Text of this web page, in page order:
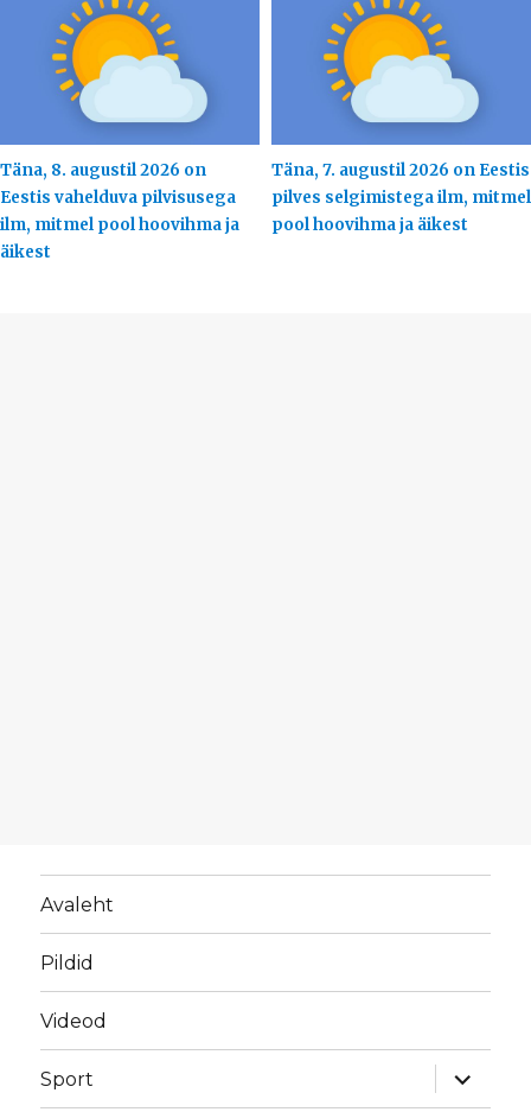
Täna, 8. augustil 2026 on
Eestis vahelduva pilvisusega
ilm, mitmel pool hoovihma ja
äikest
Täna, 7. augustil 2026 on Eestis
pilves selgimistega ilm, mitmel
pool hoovihma ja äikest
Avaleht
Pildid
Videod
Sport
laienda